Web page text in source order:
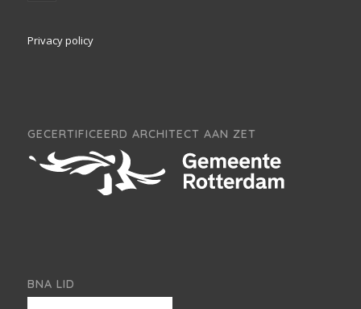
Privacy policy
GECERTIFICEERD ARCHITECT AAN ZET
BNA LID